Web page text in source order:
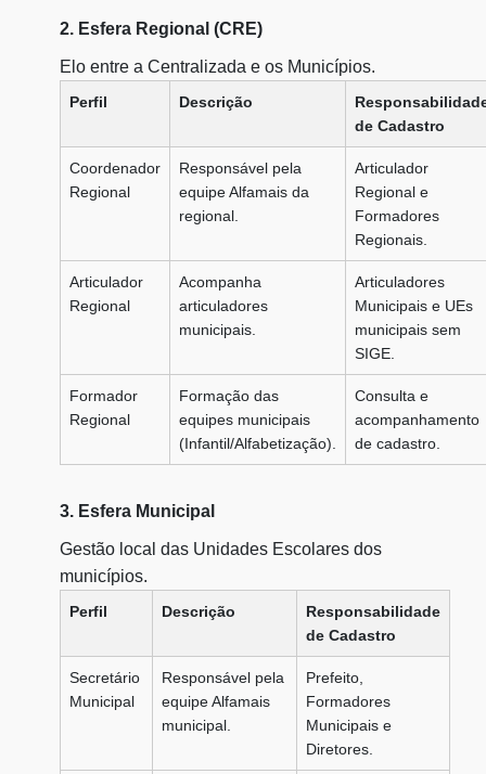
2. Esfera Regional (CRE)
Elo entre a Centralizada e os Municípios.
Perfil Descrição
de Cadastro
Coordenador
Regional
Responsável pela
equipe Alfamais da
regional.
Articulador
Regional e
Formadores
Regionais.
Articulador
Regional
Acompanha
articuladores
municipais.
Articuladores
Municipais e UEs
municipais sem
SIGE.
Formador
Regional
Formação das
equipes municipais
(Infantil/Alfabetização).
Consulta e
acompanhamento
de cadastro.
3. Esfera Municipal
Gestão local das Unidades Escolares dos
municípios.
Perfil Descrição
Responsabilidade
de Cadastro
Secretário
Municipal
Responsável pela
equipe Alfamais
municipal.
Prefeito,
Formadores
Municipais e
Diretores.